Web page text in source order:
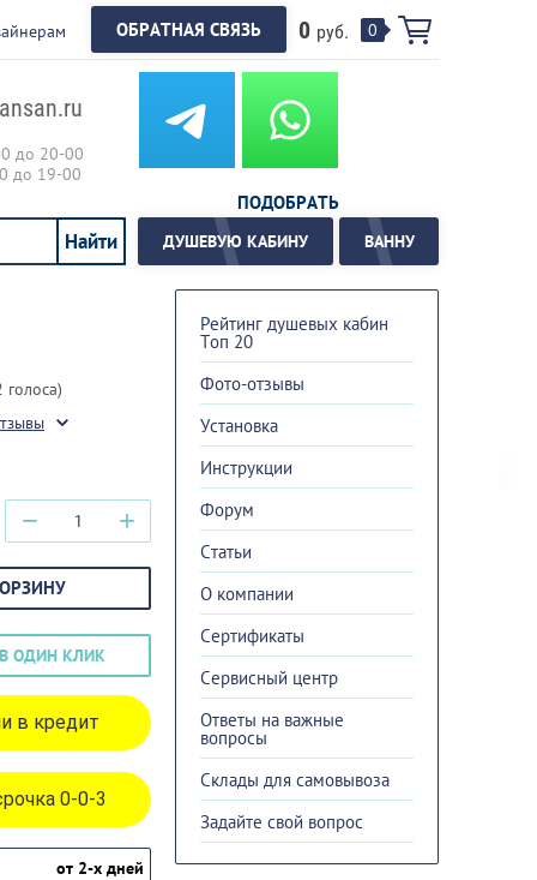
0 руб. 0
ОБРАТНАЯ СВЯЗЬ
до 20-00
до 19-00
ПОДОБРАТЬ
ДУШЕВУЮ КАБИНУ ВАННУ
Рейтинг душевых кабин
Топ 20
Фото-отзывы
Установка
Инструкции
Форум
Cтатьи
О компании
Сертификаты
Сервисный центр
Ответы на важные
вопросы
Склады для самовывоза
Задайте свой вопрос
голоса)
− +
ОДИН КЛИК
в кредит
0-0-3
от 2-х дней